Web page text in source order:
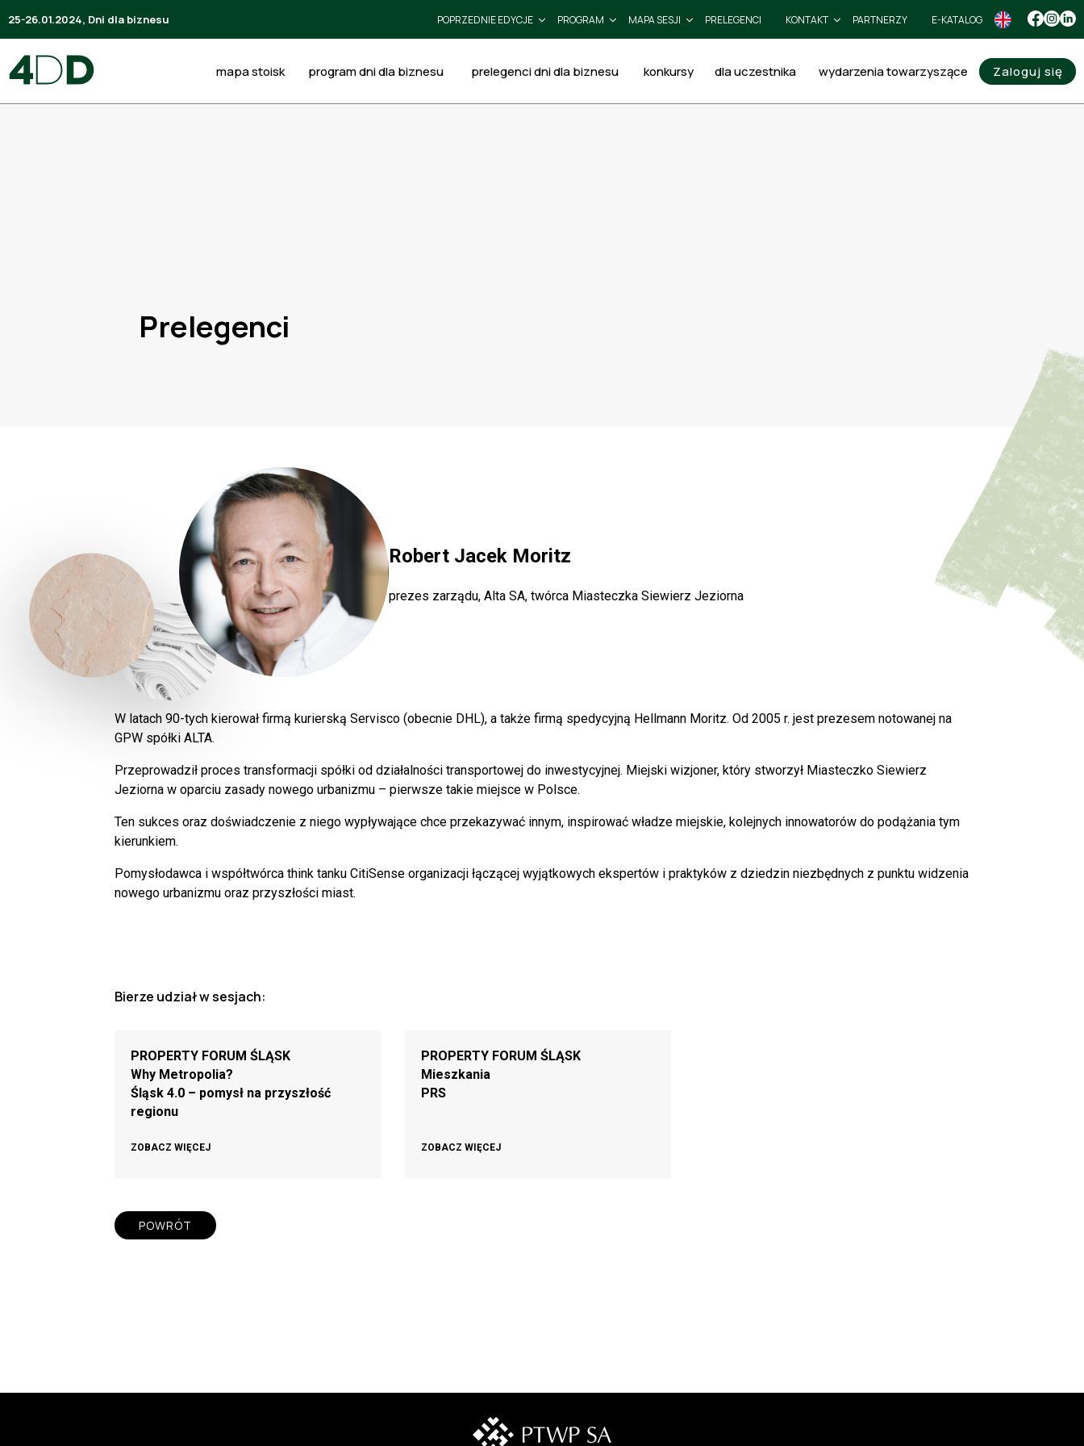
25-26.01.2024, Dni dla biznesu POPRZEDNIE EDYCJE PROGRAM MAPA SESJI PRELEGENCI KONTAKT PARTNERZY E-KATALOG
mapa stoisk program dni dla biznesu prelegenci dni dla biznesu konkursy dla uczestnika wydarzenia towarzyszące Zaloguj się
Prelegenci
Robert Jacek Moritz
prezes zarządu, Alta SA, twórca Miasteczka Siewierz Jeziorna
W latach 90-tych kierował firmą kurierską Servisco (obecnie DHL), a także firmą spedycyjną Hellmann Moritz. Od 2005 r. jest prezesem notowanej na
GPW spółki ALTA.
Przeprowadził proces transformacji spółki od działalności transportowej do inwestycyjnej. Miejski wizjoner, który stworzył Miasteczko Siewierz
Jeziorna w oparciu zasady nowego urbanizmu – pierwsze takie miejsce w Polsce.
Ten sukces oraz doświadczenie z niego wypływające chce przekazywać innym, inspirować władze miejskie, kolejnych innowatorów do podążania tym
kierunkiem.
Pomysłodawca i współtwórca think tanku CitiSense organizacji łączącej wyjątkowych ekspertów i praktyków z dziedzin niezbędnych z punktu widzenia
nowego urbanizmu oraz przyszłości miast.
Bierze udział w sesjach:
PROPERTY FORUM ŚLĄSK
Why Metropolia?
Śląsk 4.0 – pomysł na przyszłość
regionu
ZOBACZ WIĘCEJ
PROPERTY FORUM ŚLĄSK
Mieszkania
PRS
ZOBACZ WIĘCEJ
POWRÓT